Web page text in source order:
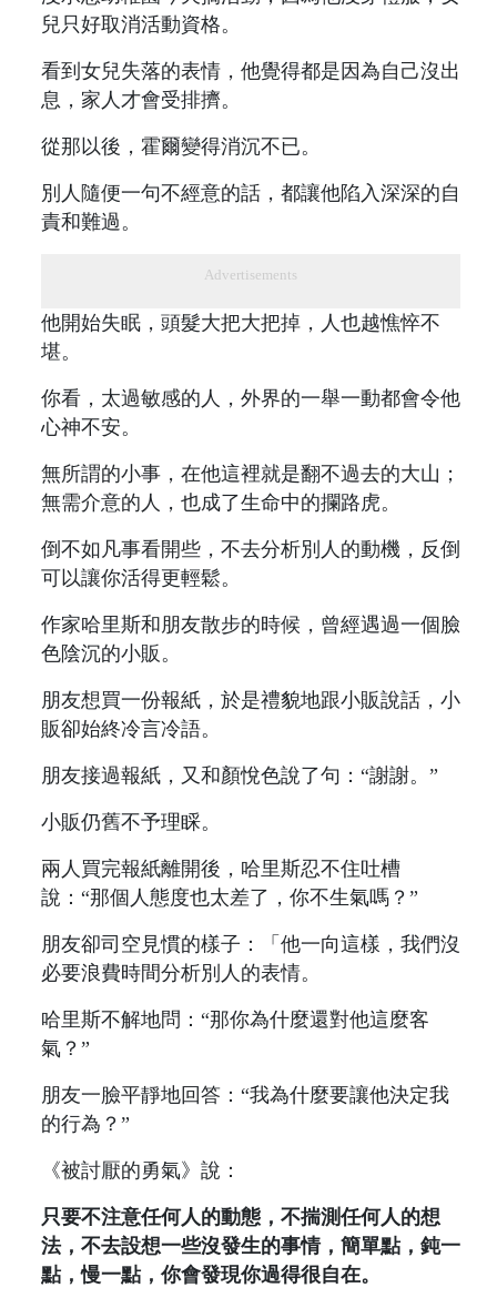
兒只好取消活動資格。
看到女兒失落的表情，他覺得都是因為自己沒出
息，家人才會受排擠。
從那以後，霍爾變得消沉不已。
別人隨便一句不經意的話，都讓他陷入深深的自
責和難過。
Advertisements
他開始失眠，頭髮大把大把掉，人也越憔悴不
堪。
你看，太過敏感的人，外界的一舉一動都會令他
心神不安。
無所謂的小事，在他這裡就是翻不過去的大山；
無需介意的人，也成了生命中的攔路虎。
倒不如凡事看開些，不去分析別人的動機，反倒
可以讓你活得更輕鬆。
作家哈里斯和朋友散步的時候，曾經遇過一個臉
色陰沉的小販。
朋友想買一份報紙，於是禮貌地跟小販說話，小
販卻始終冷言冷語。
朋友接過報紙，又和顏悅色說了句：“謝謝。”
小販仍舊不予理睬。
兩人買完報紙離開後，哈里斯忍不住吐槽
說：“那個人態度也太差了，你不生氣嗎？”
朋友卻司空見慣的樣子：「他一向這樣，我們沒
必要浪費時間分析別人的表情。
哈里斯不解地問：“那你為什麼還對他這麼客
氣？”
朋友一臉平靜地回答：“我為什麼要讓他決定我
的行為？”
《被討厭的勇氣》說：
只要不注意任何人的動態，不揣測任何人的想
法，不去設想一些沒發生的事情，簡單點，鈍一
點，慢一點，你會發現你過得很自在。